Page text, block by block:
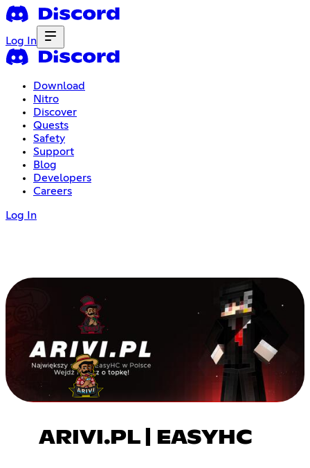
Log In
Download
Nitro
Discover
Quests
Safety
Support
Blog
Developers
Careers
Log In
ARIVI.PL | EASYHC